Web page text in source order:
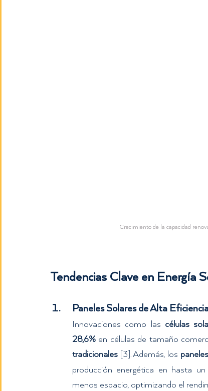
Crecimiento de la capacidad
Tendencias Clave en Energía
Paneles Solares de Alta
Innovaciones como las células
28,6% en células de tamaño
tradicionales [3] . Además, los
producción energética en hasta un
menos espacio, optimizando el